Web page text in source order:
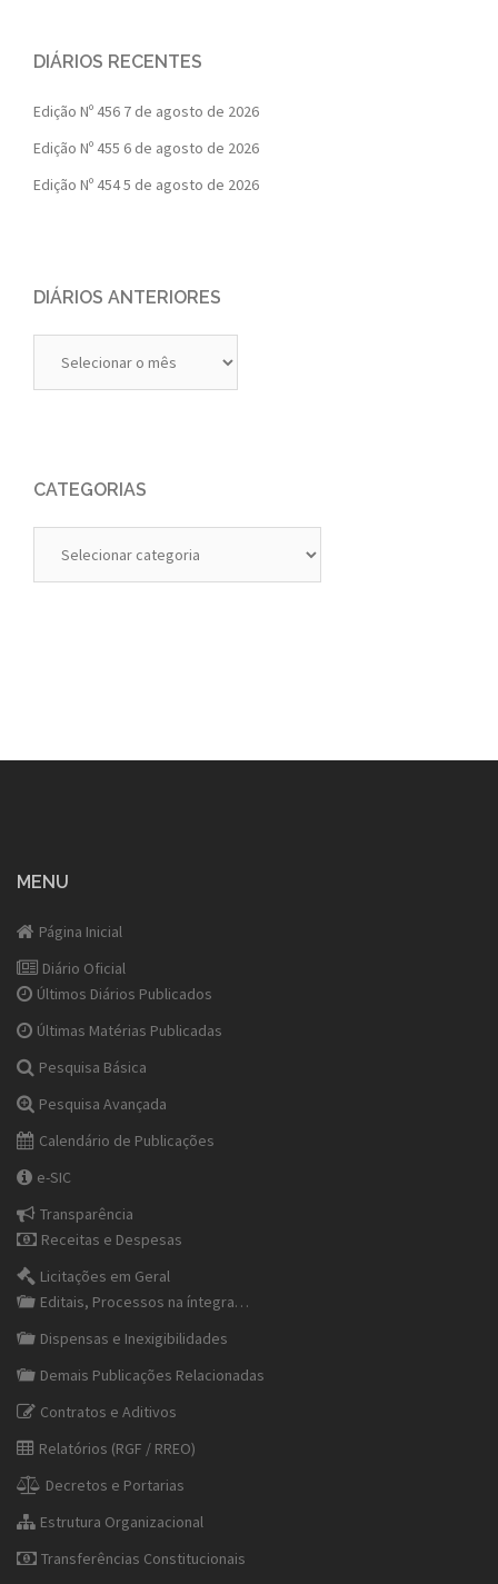
DIÁRIOS RECENTES
Edição Nº 456 7 de agosto de 2026
Edição Nº 455 6 de agosto de 2026
Edição Nº 4545 de agosto de 2026
DIÁRIOS ANTERIORES
Anteriores
CATEGORIAS
MENU
Página Inicial
Diário Oficial
Últimos Diários Publicados
Últimas Matérias Publicadas
Pesquisa Básica
Pesquisa Avançada
Calendário de Publicações
e-SIC
Transparência
Receitas e Despesas
Licitações em Geral
Editais, Processos na íntegra…
Dispensas e Inexigibilidades
Demais Publicações Relacionadas
Contratos e Aditivos
Relatórios (RGF / RREO)
Decretos e Portarias
Estrutura Organizacional
Transferências Constitucionais